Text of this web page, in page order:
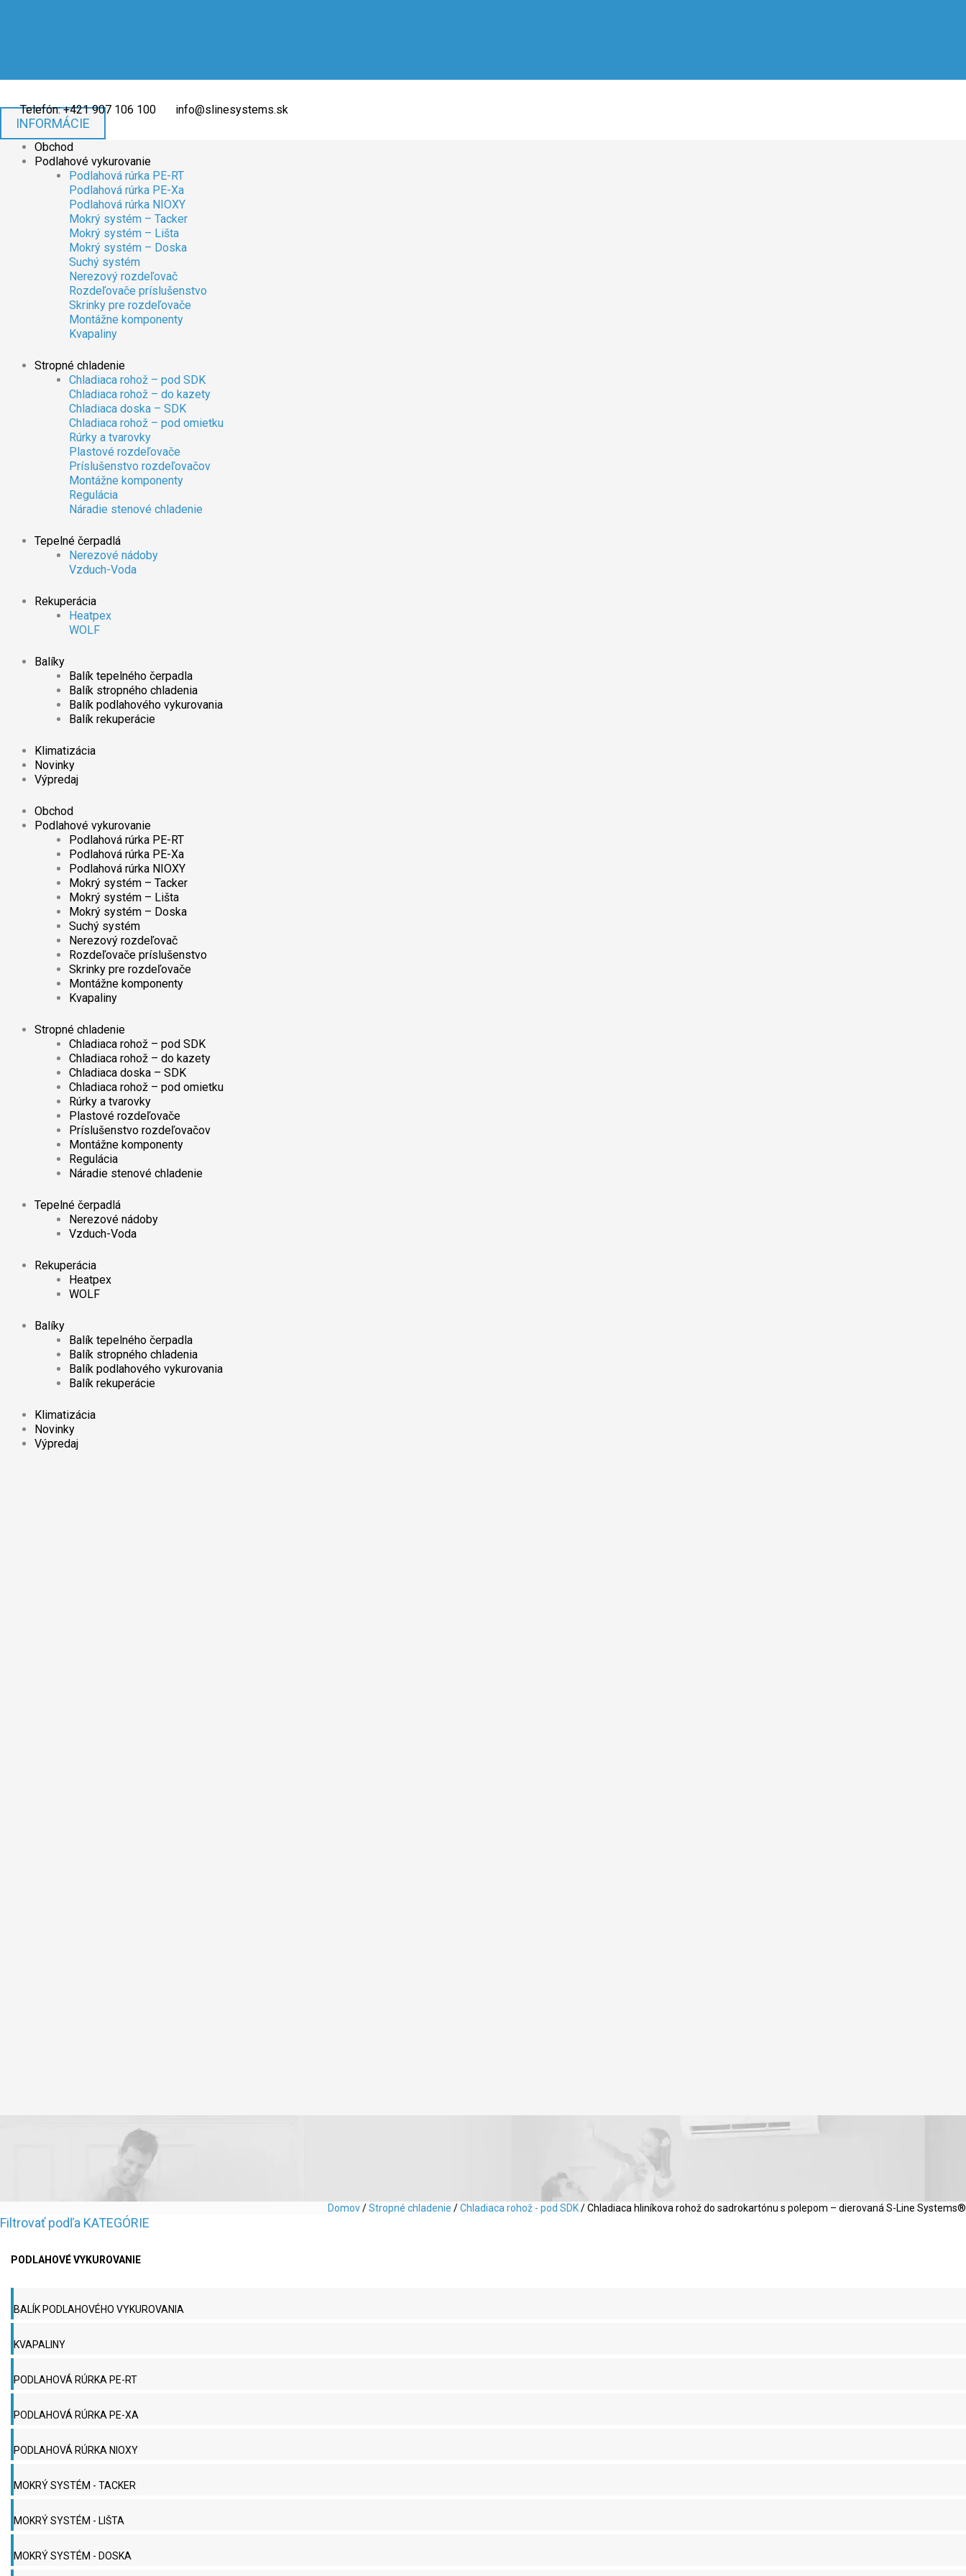
Telefón: +421 907 106 100 info@slinesystems.sk
INFORMÁCIE
Obchod
Podlahové vykurovanie
Podlahová rúrka PE-RT
Podlahová rúrka PE-Xa
Podlahová rúrka NIOXY
Mokrý systém – Tacker
Mokrý systém – Lišta
Mokrý systém – Doska
Suchý systém
Nerezový rozdeľovač
Rozdeľovače príslušenstvo
Skrinky pre rozdeľovače
Montážne komponenty
Kvapaliny
Stropné chladenie
Chladiaca rohož – pod SDK
Chladiaca rohož – do kazety
Chladiaca doska – SDK
Chladiaca rohož – pod omietku
Rúrky a tvarovky
Plastové rozdeľovače
Príslušenstvo rozdeľovačov
Montážne komponenty
Regulácia
Náradie stenové chladenie
Tepelné čerpadlá
Nerezové nádoby
Vzduch-Voda
Rekuperácia
Heatpex
WOLF
Balíky
Balík tepelného čerpadla
Balík stropného chladenia
Balík podlahového vykurovania
Balík rekuperácie
Klimatizácia
Novinky
Výpredaj
Obchod
Podlahové vykurovanie
Podlahová rúrka PE-RT
Podlahová rúrka PE-Xa
Podlahová rúrka NIOXY
Mokrý systém – Tacker
Mokrý systém – Lišta
Mokrý systém – Doska
Suchý systém
Nerezový rozdeľovač
Rozdeľovače príslušenstvo
Skrinky pre rozdeľovače
Montážne komponenty
Kvapaliny
Stropné chladenie
Chladiaca rohož – pod SDK
Chladiaca rohož – do kazety
Chladiaca doska – SDK
Chladiaca rohož – pod omietku
Rúrky a tvarovky
Plastové rozdeľovače
Príslušenstvo rozdeľovačov
Montážne komponenty
Regulácia
Náradie stenové chladenie
Tepelné čerpadlá
Nerezové nádoby
Vzduch-Voda
Rekuperácia
Heatpex
WOLF
Balíky
Balík tepelného čerpadla
Balík stropného chladenia
Balík podlahového vykurovania
Balík rekuperácie
Klimatizácia
Novinky
Výpredaj
Domov/Stropné chladenie /Chladiaca rohož - pod SDK/ Chladiaca hliníkova rohož do sadrokartónu s polepom – dierovaná S-Line Systems®
Filtrovať podľa KATEGÓRIE
PODLAHOVÉ VYKUROVANIE
BALÍK PODLAHOVÉHO VYKUROVANIA
KVAPALINY
PODLAHOVÁ RÚRKA PE-RT
PODLAHOVÁ RÚRKA PE-XA
PODLAHOVÁ RÚRKA NIOXY
MOKRÝ SYSTÉM - TACKER
MOKRÝ SYSTÉM - LIŠTA
MOKRÝ SYSTÉM - DOSKA
sadrokartónu
polepom
dierovaná
sadrokartónu
polepom
dierovaná